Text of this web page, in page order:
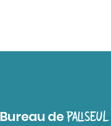
Bureau de PALISEUL